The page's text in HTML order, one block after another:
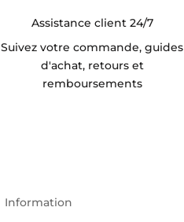
Assistance client 24/7
Suivez votre commande, guides
d'achat, retours et
remboursements
Information